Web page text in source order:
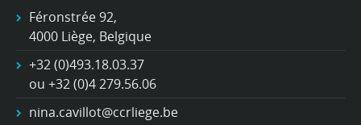
Féronstrée 92,
4000 Liège, Belgique
+32 (0)493.18.03.37
ou +32 (0)4 279.56.06
nina.cavillot@ccrliege.be